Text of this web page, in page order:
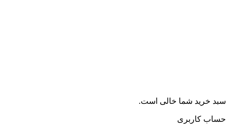
سبد خرید شما خالی است.
حساب کاربری